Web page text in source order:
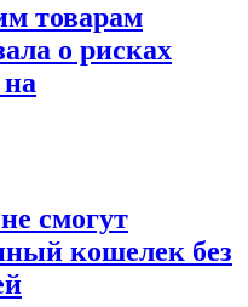
товарам
о рисках
смогут
кошелек без